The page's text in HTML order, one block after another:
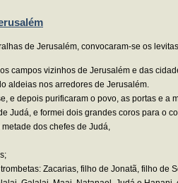
de Jerusalém, convocaram-se os
campos vizinhos de Jerusalém e das
aldeias nos arredores de Jerusalém.
e depois purificaram o povo, as portas e a
Judá, e formei dois grandes coros para o
dos chefes de Judá,
Zacarias, filho de Jonatã, filho de